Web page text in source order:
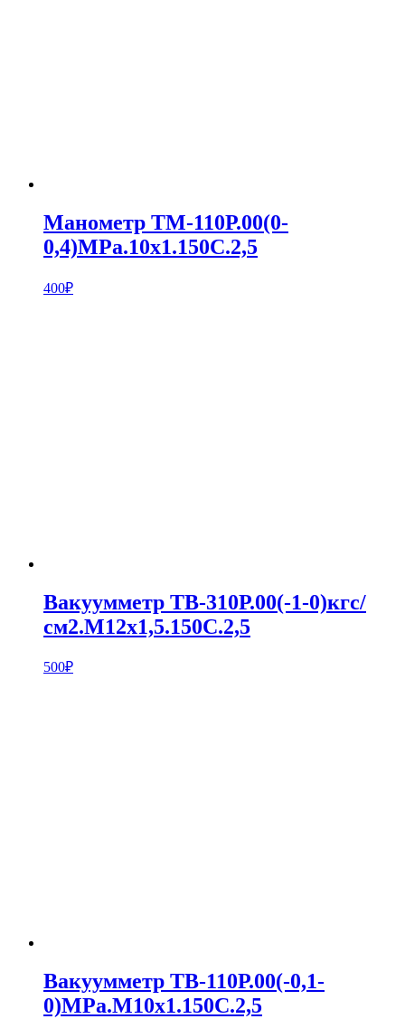
Манометр ТМ-110Р.00(0-
0,4)MPa.10х1.150С.2,5
400₽
Вакуумметр ТВ-310Р.00(-1-0)кгс/
см2.M12х1,5.150С.2,5
500₽
Вакуумметр ТВ-110Р.00(-0,1-
0)MPa.M10х1.150С.2,5